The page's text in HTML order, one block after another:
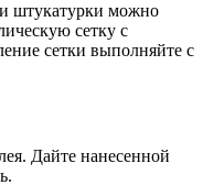
штукатурки можно
сетку с
сетки выполняйте с
Дайте нанесенной